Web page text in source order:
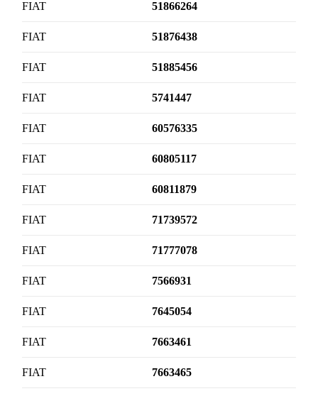
FIAT 51866264
FIAT 51876438
FIAT 51885456
FIAT 5741447
FIAT 60576335
FIAT 60805117
FIAT 60811879
FIAT 71739572
FIAT 71777078
FIAT 7566931
FIAT 7645054
FIAT 7663461
FIAT 7663465